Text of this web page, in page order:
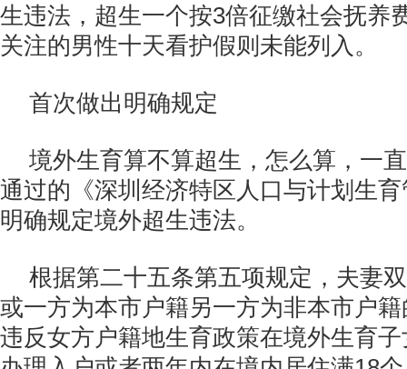
生违法，超生一个按3倍征缴社会抚养
关注的男性十天看护假则未能列入。
首次做出明确规定
境外生育算不算超生，怎么算，一
通过的《深圳经济特区人口与计划生
明确规定境外超生违法。
根据第二十五条第五项规定，夫妻
或一方为本市户籍另一方为非本市户
违反女方户籍地生育政策在境外生育